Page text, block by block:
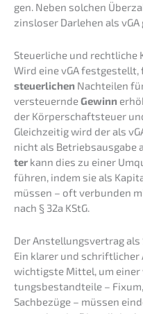
gen. Neben solchen
zinslo­ser Darle­hen als
Steuer­li­che und recht­li­che
Wird eine vGA
steuer­li­chen Nachtei­len
versteu­ern­deGewinn
der Körper­schaft­steu­er
Gleich­zei­tig wird der als
nicht als Betriebs­aus­ga­be
ter kann dies zu einer
führen, indem sie als
müssen – oft verbun­den
nach § 32a KStG.
Der Anstel­lungs­ver­trag
Ein klarer und
wichtigs­te Mittel, um einer
tungs­be­stand­tei­le –
Sachbe­zü­ge – müssen